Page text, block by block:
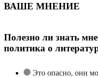
ВАШЕ МНЕНИЕ
Полезно ли знать
политика о
Это опасно, они